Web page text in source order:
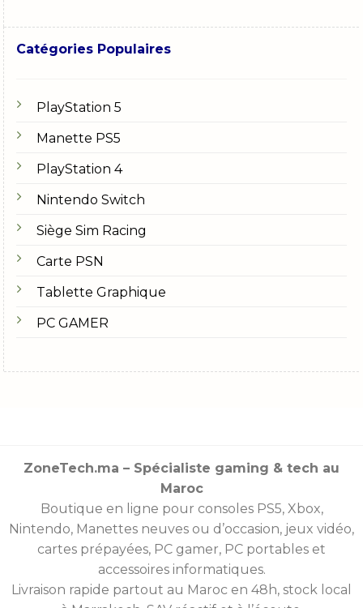
Catégories Populaires
PlayStation 5
Manette PS5
PlayStation 4
Nintendo Switch
Siège Sim Racing
Carte PSN
Tablette Graphique
PC GAMER
ZoneTech.ma – Spécialiste gaming & tech au
Maroc
Boutique en ligne pour consoles PS5, Xbox,
Nintendo, Manettes neuves ou d’occasion, jeux vidéo,
cartes prépayées, PC gamer, PC portables et
accessoires informatiques.
Livraison rapide partout au Maroc en 48h, stock local